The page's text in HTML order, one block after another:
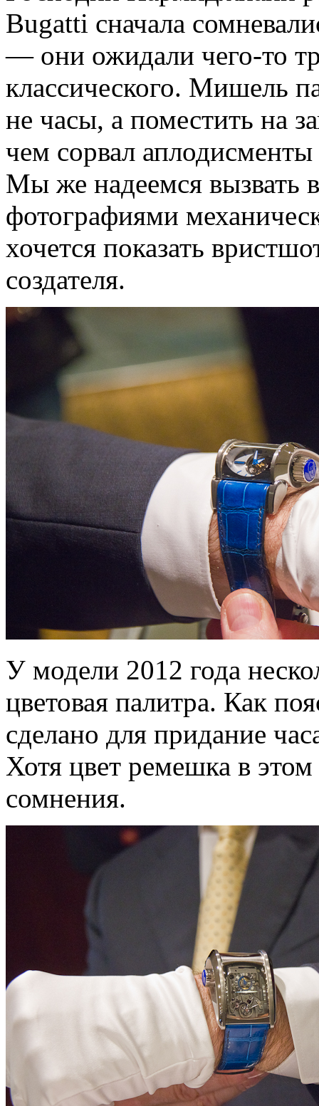
Bugatti сначала
— они ожидали чего-то
классического. Мишель
не часы, а поместить на
чем сорвал
Мы же надеемся вызвать
фотографиями
хочется показать
создателя.
У модели 2012 года
цветовая палитра. Как
сделано для придание
Хотя цвет ремешка в
сомнения.